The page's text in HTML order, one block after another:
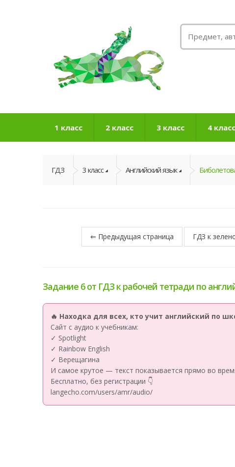
1 класс 2 класс 3 класс 4 класс
ГДЗ 3 класс Английский язык
⇐ Предыдущая страница ГДЗ к
Задание 6 от ГДЗ к рабочей тетради по
🔥 Находка для всех, кто учит английский по
Сайт с аудио к учебникам:
✓ Spotlight
✓ Rainbow English
✓ Верещагина
И самое крутое — текст показывается прямо во
Бесплатно, без регистрации 👇
langecho.com/users/amr/audio/